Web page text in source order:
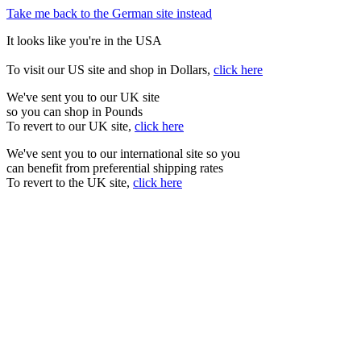
Take me back to the German site instead
It looks like you're in the USA
To visit our US site and shop in Dollars, click here
We've sent you to our UK site
so you can shop in Pounds
To revert to our UK site, click here
We've sent you to our international site so you
can benefit from preferential shipping rates
To revert to the UK site, click here